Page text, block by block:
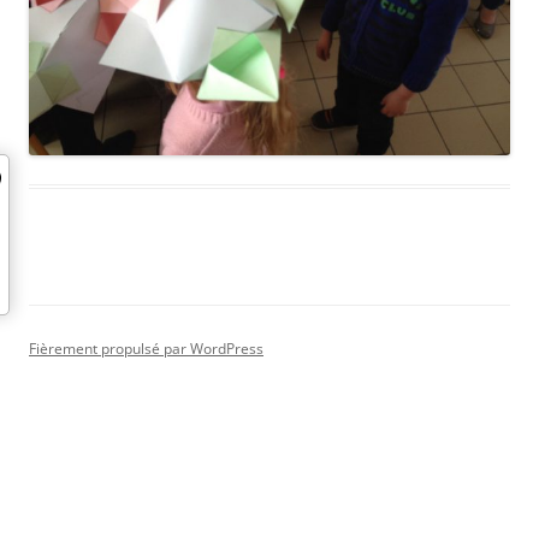
Fièrement propulsé par WordPress